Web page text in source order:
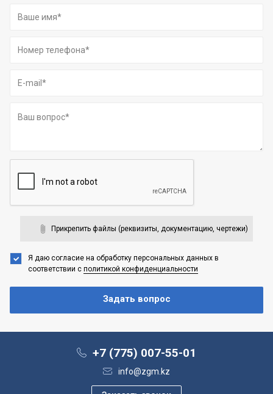
Прикрепить файлы (реквизиты, документацию, чертежи)
Я даю согласие на обработку персональных данных в
соответствии с политикой конфиденциальности
+7 (775) 007-55-01
info@zgm.kz